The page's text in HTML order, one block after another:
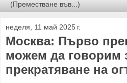
неделя, 11 май 2025 г.
Москва: Първо
можем да говорим
прекратяване на